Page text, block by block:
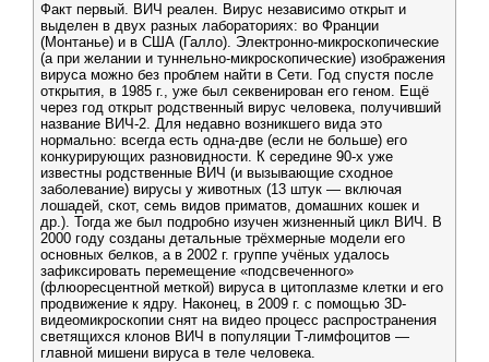
Факт первый. ВИЧ реален. Вирус независимо открыт и
выделен в двух разных лабораториях: во Франции
(Монтанье) и в США (Галло). Электронно-микроскопические
(а при желании и туннельно-микроскопические) изображения
вируса можно без проблем найти в Сети. Год спустя после
открытия, в 1985 г., уже был секвенирован его геном. Ещё
через год открыт родственный вирус человека, получивший
название ВИЧ-2. Для недавно возникшего вида это
нормально: всегда есть одна-две (если не больше) его
конкурирующих разновидности. К середине 90-х уже
известны родственные ВИЧ (и вызывающие сходное
заболевание) вирусы у животных (13 штук — включая
лошадей, скот, семь видов приматов, домашних кошек и
др.). Тогда же был подробно изучен жизненный цикл ВИЧ. В
2000 году созданы детальные трёхмерные модели его
основных белков, а в 2002 г. группе учёных удалось
зафиксировать перемещение «подсвеченного»
(флюоресцентной меткой) вируса в цитоплазме клетки и его
продвижение к ядру. Наконец, в 2009 г. с помощью 3D-
видеомикроскопии снят на видео процесс распространения
светящихся клонов ВИЧ в популяции Т-лимфоцитов —
главной мишени вируса в теле человека.